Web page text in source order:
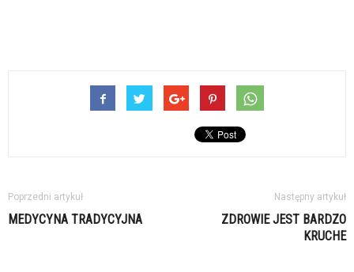
Poprzedni artykuł
MEDYCYNA TRADYCYJNA
Następny artykuł
ZDROWIE JEST BARDZO
KRUCHE